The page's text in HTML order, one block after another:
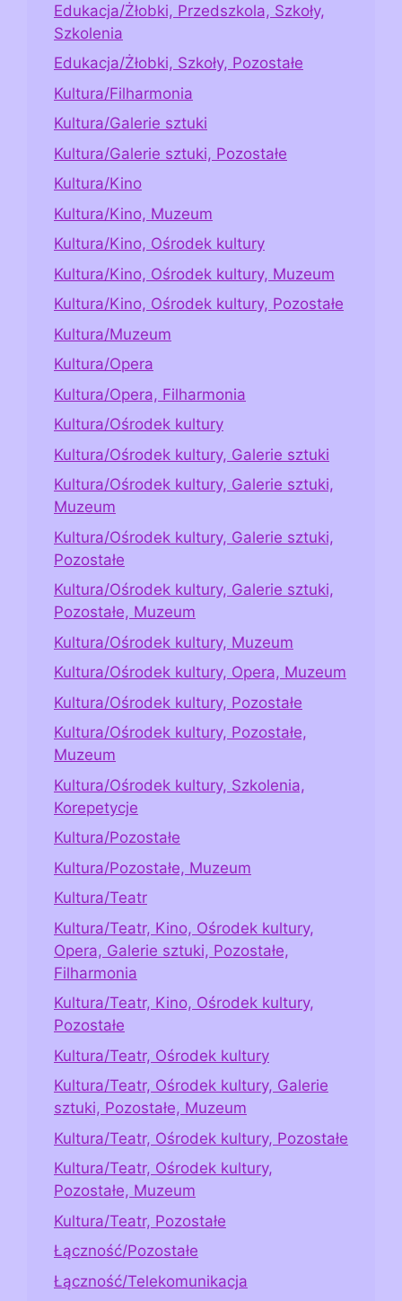
Edukacja/Żłobki, Przedszkola, Szkoły,
Szkolenia
Edukacja/Żłobki, Szkoły, Pozostałe
Kultura/Filharmonia
Kultura/Galerie sztuki
Kultura/Galerie sztuki, Pozostałe
Kultura/Kino
Kultura/Kino, Muzeum
Kultura/Kino, Ośrodek kultury
Kultura/Kino, Ośrodek kultury, Muzeum
Kultura/Kino, Ośrodek kultury, Pozostałe
Kultura/Muzeum
Kultura/Opera
Kultura/Opera, Filharmonia
Kultura/Ośrodek kultury
Kultura/Ośrodek kultury, Galerie sztuki
Kultura/Ośrodek kultury, Galerie sztuki,
Muzeum
Kultura/Ośrodek kultury, Galerie sztuki,
Pozostałe
Kultura/Ośrodek kultury, Galerie sztuki,
Pozostałe, Muzeum
Kultura/Ośrodek kultury, Muzeum
Kultura/Ośrodek kultury, Opera, Muzeum
Kultura/Ośrodek kultury, Pozostałe
Kultura/Ośrodek kultury, Pozostałe,
Muzeum
Kultura/Ośrodek kultury, Szkolenia,
Korepetycje
Kultura/Pozostałe
Kultura/Pozostałe, Muzeum
Kultura/Teatr
Kultura/Teatr, Kino, Ośrodek kultury,
Opera, Galerie sztuki, Pozostałe,
Filharmonia
Kultura/Teatr, Kino, Ośrodek kultury,
Pozostałe
Kultura/Teatr, Ośrodek kultury
Kultura/Teatr, Ośrodek kultury, Galerie
sztuki, Pozostałe, Muzeum
Kultura/Teatr, Ośrodek kultury, Pozostałe
Kultura/Teatr, Ośrodek kultury,
Pozostałe, Muzeum
Kultura/Teatr, Pozostałe
Łączność/Pozostałe
Łączność/Telekomunikacja